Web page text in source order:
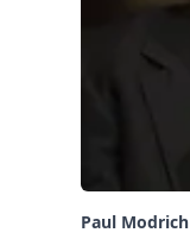
Paul Modrich